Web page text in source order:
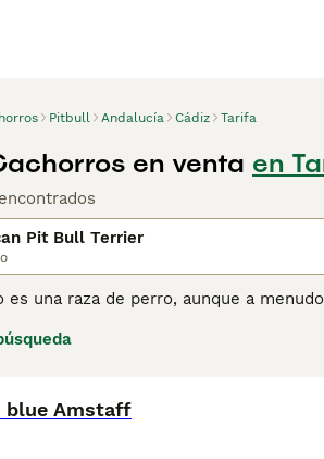
Pitbull Andalucía Cádiz Tarifa
en venta en
Pit Bull Terrier
es una raza de perro, aunque a
Terrier, el Staffordshire Bull Terrier,
blue Amstaff